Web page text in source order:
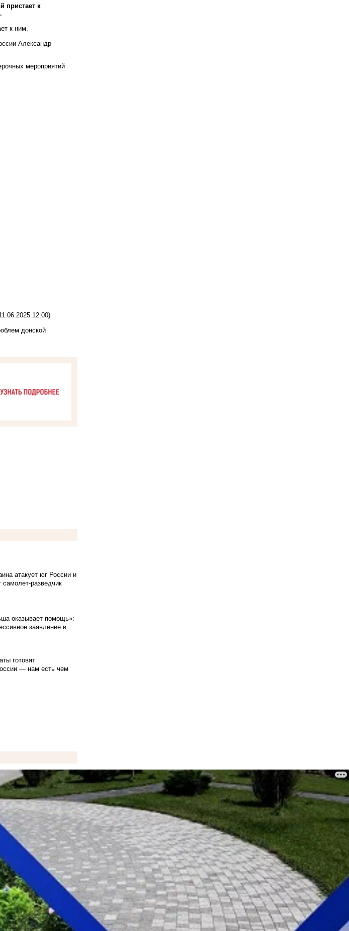
пристает к
к ним.
Александр
мероприятий
12:00)
донской
атакует юг России и
разведчик
оказывает помощь»:
заявление в
готовят
— нам есть чем